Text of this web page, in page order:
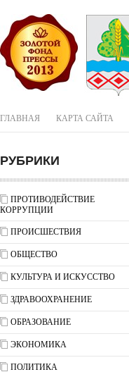
ГЛАВНАЯ КАРТА САЙТА
РУБРИКИ
ПРОТИВОДЕЙСТВИЕ
КОРРУПЦИИ
ПРОИСШЕСТВИЯ
ОБЩЕСТВО
КУЛЬТУРА И ИСКУССТВО
ЗДРАВООХРАНЕНИЕ
ОБРАЗОВАНИЕ
ЭКОНОМИКА
ПОЛИТИКА